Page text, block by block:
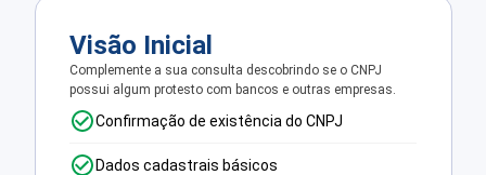
Visão Inicial
Complemente a sua consulta descobrindo se o CNPJ
possui algum protesto com bancos e outras empresas.
Confirmação de existência do CNPJ
Dados cadastrais básicos